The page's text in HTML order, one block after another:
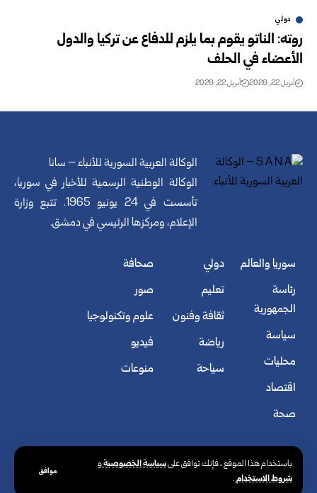
باستخدام هذا الموقع ، فإنك توافق علىسياسة الخصوصيةو
شروط الاستخدام.
موافق
دولي
روته: الناتو يقوم بما يلزم للدفاع عن تركيا والدول
الأعضاء في الحلف
أبريل 22, 2026 أبريل 22, 2026
الوكالة العربية السورية للأنباء – سانا
الوكالة الوطنية الرسمية للأخبار في سوريا،
تأسست في 24 يونيو 1965. تتبع وزارة
الإعلام، ومركزها الرئيسي في دمشق.
سوريا والعالم
رئاسة
الجمهورية
سياسة
محليات
اقتصاد
صحة
دولي
تعليم
ثقافة وفنون
رياضة
سياحة
صحافة
صور
علوم وتكنولوجيا
فيديو
منوعات
© الوكالة العربية السورية للأنباء. كافة الحقوق محفوظة.